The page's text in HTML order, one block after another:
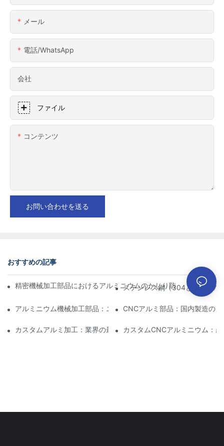
メール
電話/WhatsApp
会社
ファイル
コンテンツ
お問い合わせを送る
おすすめの記事
精密機械加工部品におけるアルミニウムのかじり防止：設計、工
ステンレス鋼（304と316）の
アルミニウム機械加工部品：ニッチ市場向けのカスタマイズ
CNCアルミ部品：国内製造の
カスタムアルミ加工：業界の最新イノベーションを探る
カスタムCNCアルミニウム：